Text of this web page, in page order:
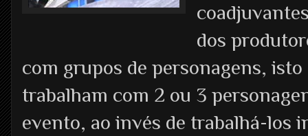
dos
com grupos de personagens,
trabalham com 2 ou 3
evento, ao invés de trabalhá-los